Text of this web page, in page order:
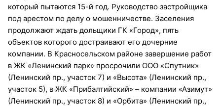
который пытаются 15-й год. Руководство застройщика
под арестом по делу о мошенничестве. Заселения
продолжают ждать дольщики ГК «Город», пять
объектов которого достраивают его дочерние
компании. В Красносельском районе завершение работ
в ЖК «Ленинский парк» просрочили ООО «Спутник»
(Ленинский пр., участок 7) и «Высота» (Ленинский пр.,
участок 5), в ЖК «Прибалтийский» – компании «Азимут»
(Ленинский пр., участок 8) и «Орбита» (Ленинский пр.,